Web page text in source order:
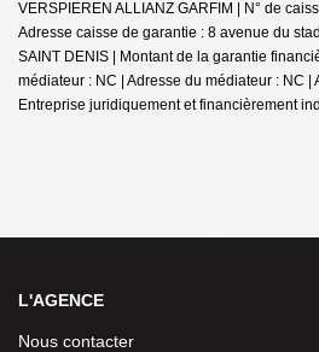
VERSPIEREN ALLIANZ GARFIM | N° de
Adresse caisse de garantie : 8 avenue du
SAINT DENIS | Montant de la garantie
médiateur : NC | Adresse du médiateur : NC |
Entreprise juridiquement et financièrement
L'AGENCE
Nous contacter